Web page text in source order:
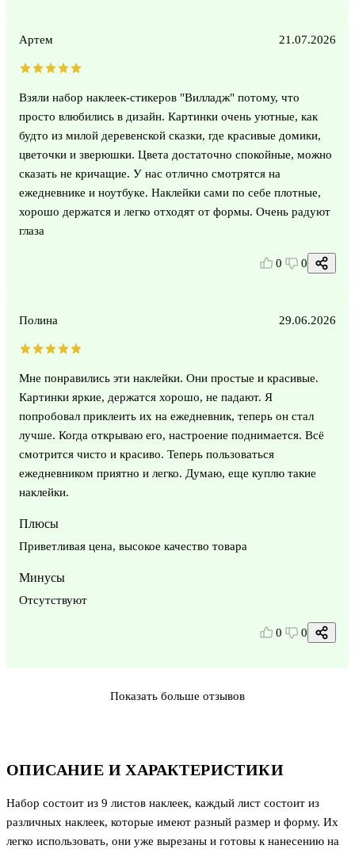
ОПИСАНИЕ И ХАРАКТЕРИСТИКИ
Набор состоит из 9 листов наклеек, каждый лист состоит из
различных наклеек, которые имеют разный размер и форму. Их
легко использовать, они уже вырезаны и готовы к нанесению на
Артем 21.07.2026
Взяли набор наклеек-стикеров "Вилладж" потому, что
просто влюбились в дизайн. Картинки очень уютные, как
будто из милой деревенской сказки, где красивые домики,
цветочки и зверюшки. Цвета достаточно спокойные, можно
сказать не кричащие. У нас отлично смотрятся на
ежедневнике и ноутбуке. Наклейки сами по себе плотные,
хорошо держатся и легко отходят от формы. Очень радуют
глаза
0 0
Полина 29.06.2026
Мне понравились эти наклейки. Они простые и красивые.
Картинки яркие, держатся хорошо, не падают. Я
попробовал приклеить их на ежедневник, теперь он стал
лучше. Когда открываю его, настроение поднимается. Всё
смотрится чисто и красиво. Теперь пользоваться
ежедневником приятно и легко. Думаю, еще куплю такие
наклейки.
Плюсы
Приветливая цена, высокое качество товара
Минусы
Отсутствуют
0 0
Показать больше отзывов